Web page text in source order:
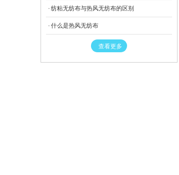
纺粘无纺布与热风无纺布的区别
什么是热风无纺布
查看更多